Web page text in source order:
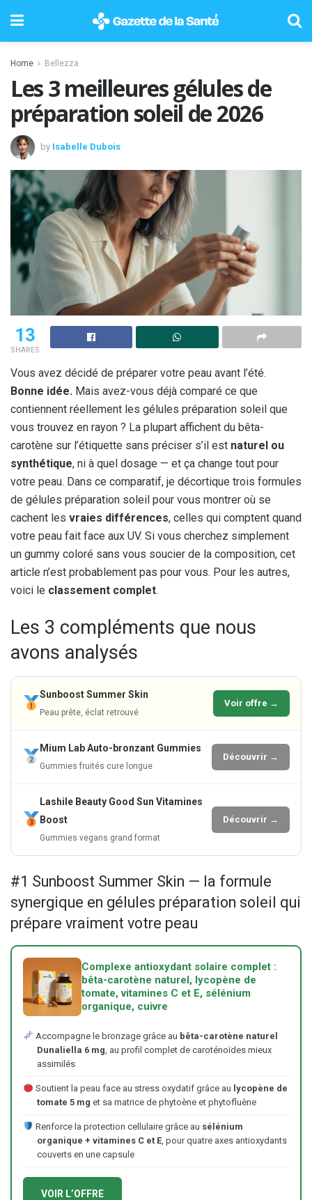
Home Bellezza
Les 3 meilleures gélules de
préparation soleil de 2026
by Isabelle Dubois
13
SHARES
Vous avez décidé de préparer votre peau avant l’été.
Bonne idée. Mais avez-vous déjà comparé ce que
contiennent réellement les gélules préparation soleil que
vous trouvez en rayon ? La plupart affichent du bêta-
carotène sur l’étiquette sans préciser s’il est naturel ou
synthétique, ni à quel dosage — et ça change tout pour
votre peau. Dans ce comparatif, je décortique trois formules
de gélules préparation soleil pour vous montrer où se
cachent les vraies différences, celles qui comptent quand
votre peau fait face aux UV. Si vous cherchez simplement
un gummy coloré sans vous soucier de la composition, cet
article n’est probablement pas pour vous. Pour les autres,
voici le classement complet.
Les 3 compléments que nous
avons analysés
Sunboost Summer Skin
Peau prête, éclat retrouvé
Voir offre →
Mium Lab Auto-bronzant Gummies
Gummies fruités cure longue
Découvrir →
Lashile Beauty Good Sun Vitamines
Boost
Gummies vegans grand format
Découvrir →
#1 Sunboost Summer Skin — la formule
synergique en gélules préparation soleil qui
prépare vraiment votre peau
Complexe antioxydant solaire complet :
bêta-carotène naturel, lycopène de
tomate, vitamines C et E, sélénium
organique, cuivre
Accompagne le bronzage grâce au bêta-carotène naturel
Dunaliella 6 mg, au profil complet de caroténoïdes mieux
assimilés
Soutient la peau face au stress oxydatif grâce au lycopène de
tomate 5 mg et sa matrice de phytoène et phytofluène
Renforce la protection cellulaire grâce au sélénium
organique + vitamines C et E, pour quatre axes antioxydants
couverts en une capsule
VOIR L’OFFRE